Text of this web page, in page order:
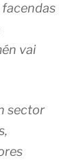
vai
sector